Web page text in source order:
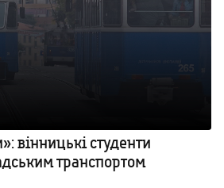
вінницькі студенти
транспортом